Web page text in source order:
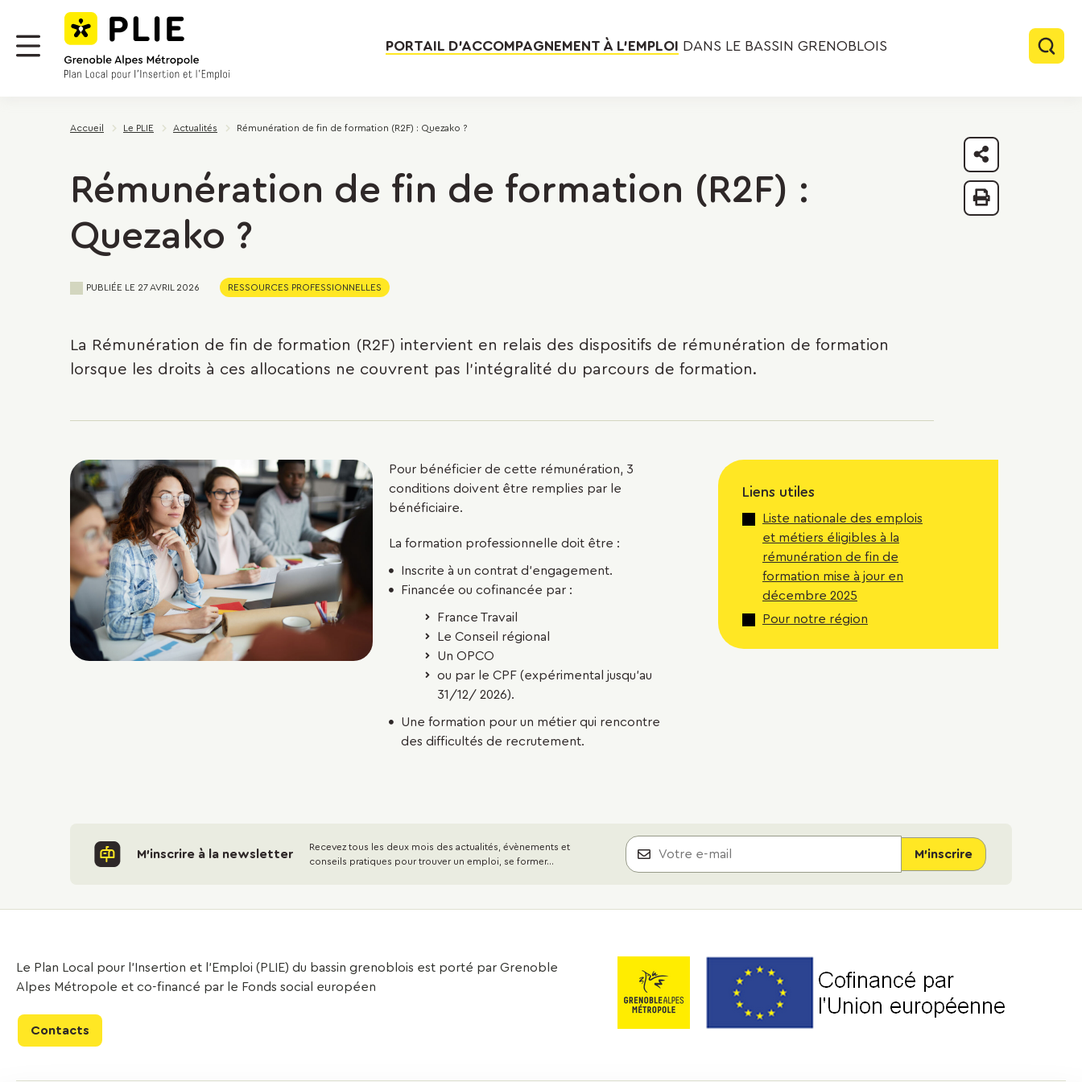
Panneau de gestion des cookies
Menu
PORTAIL D’ACCOMPAGNEMENT À L’EMPLOI DANS LE BASSIN GRENOBLOIS
Accueil Le PLIE Actualités Rémunération de fin de formation (R2F) : Quezako ?
Rémunération de fin de formation (R2F) :
Quezako ?
PUBLIÉE LE 27 AVRIL 2026 RESSOURCES PROFESSIONNELLES
La Rémunération de fin de formation (R2F) intervient en relais des dispositifs de rémunération de formation
lorsque les droits à ces allocations ne couvrent pas l’intégralité du parcours de formation.
Pour bénéficier de cette rémunération, 3
conditions doivent être remplies par le
bénéficiaire.
La formation professionnelle doit être :
Inscrite à un contrat d’engagement.
Financée ou cofinancée par :
France Travail
Le Conseil régional
Un OPCO
ou par le CPF (expérimental jusqu’au
31/12/ 2026).
Une formation pour un métier qui rencontre
des difficultés de recrutement.
Liens utiles
Liste nationale des emplois
et métiers éligibles à la
rémunération de fin de
formation mise à jour en
décembre 2025
Pour notre région
Partager
Imprimer
M'inscrire à la newsletter
Recevez tous les deux mois des actualités, évènements et
conseils pratiques pour trouver un emploi, se former...
Le Plan Local pour l’Insertion et l’Emploi (PLIE) du bassin grenoblois est porté par Grenoble
Alpes Métropole et co-financé par le Fonds social européen
Contacts